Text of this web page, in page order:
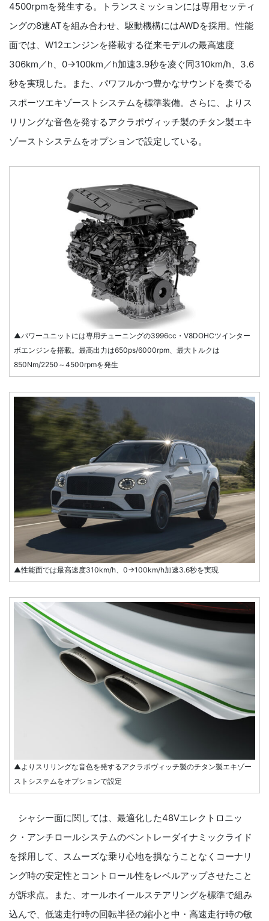
4500rpmを発生する。トランスミッションには専用セッティ
ングの8速ATを組み合わせ、駆動機構にはAWDを採用。性能
面では、W12エンジンを搭載する従来モデルの最高速度
306km／h、0→100km／h加速3.9秒を凌ぐ同310km/h、3.6
秒を実現した。また、パワフルかつ豊かなサウンドを奏でる
スポーツエキゾーストシステムを標準装備。さらに、よりス
リリングな音色を発するアクラポヴィッチ製のチタン製エキ
ゾーストシステムをオプションで設定している。
▲パワーユニットには専用チューニングの3996cc・V8DOHCツインター
ボエンジンを搭載。最高出力は650ps/6000rpm、最大トルクは
850Nm/2250～4500rpmを発生
▲性能面では最高速度310km/h、0→100km/h加速3.6秒を実現
▲よりスリリングな音色を発するアクラポヴィッチ製のチタン製エキゾー
ストシステムをオプションで設定
シャシー面に関しては、最適化した48Vエレクトロニッ
ク・アンチロールシステムのベントレーダイナミックライド
を採用して、スムーズな乗り心地を損なうことなくコーナリ
ング時の安定性とコントロール性をレベルアップさせたこと
が訴求点。また、オールホイールステアリングを標準で組み
込んで、低速走行時の回転半径の縮小と中・高速走行時の敏